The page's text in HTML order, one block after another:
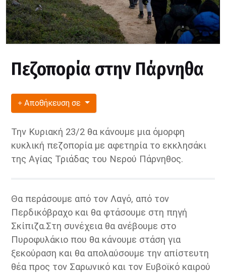
Πεζοπορία στην Πάρνηθα
Αποθήκευση σε
Την Κυριακή 23/2 θα κάνουμε μια όμορφη
κυκλική πεζοπορία με αφετηρία το εκκλησάκι
της Αγίας Τριάδας του Νερού Πάρνηθος.
Θα περάσουμε από τον Λαγό, από τον
Περδικόβραχο και θα φτάσουμε στη πηγή
Σκίπιζα.Στη συνέχεια θα ανέβουμε στο
Πυροφυλάκιο που θα κάνουμε στάση για
ξεκούραση και θα απολαύσουμε την απίστευτη
θέα προς τον Σαρωνικό και τον Ευβοϊκό καιρού